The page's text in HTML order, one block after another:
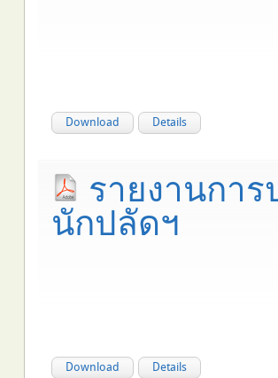
Download Details
รายงานกา
นักปลัดฯ
Download Details